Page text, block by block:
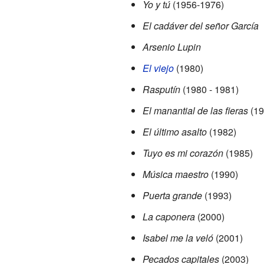
Yo y tú(1956-1976)
El cadáver del señor García
Arsenio Lupin
El viejo(1980)
Rasputín(1980 - 1981)
El manantial de las fieras
El último asalto(1982)
Tuyo es mi corazón(1985)
Música maestro(1990)
Puerta grande(1993)
La caponera(2000)
Isabel me la veló(2001)
Pecados capitales(2003)